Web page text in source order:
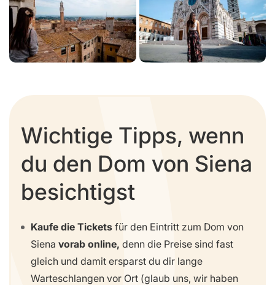
Wichtige Tipps, wenn
du den Dom von Siena
besichtigst
Kaufe die Tickets für den Eintritt zum Dom von
Siena vorab online, denn die Preise sind fast
gleich und damit ersparst du dir lange
Warteschlangen vor Ort (glaub uns, wir haben